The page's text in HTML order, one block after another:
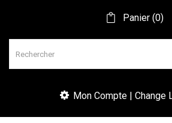
Panier(0)
Mon Compte | Change